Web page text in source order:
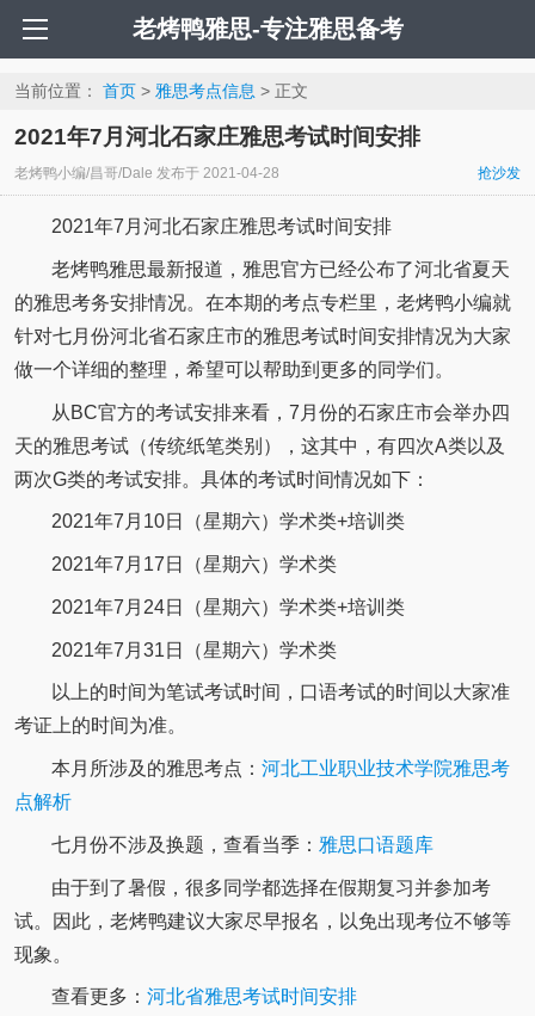
老烤鸭雅思-专注雅思备考
当前位置： 首页> 雅思考点信息 > 正文
2021年7月河北石家庄雅思考试时间安排
老烤鸭小编/昌哥/Dale 发布于 2021-04-28 抢沙发
2021年7月河北石家庄雅思考试时间安排
老烤鸭雅思最新报道，雅思官方已经公布了河北省夏天
的雅思考务安排情况。在本期的考点专栏里，老烤鸭小编就
针对七月份河北省石家庄市的雅思考试时间安排情况为大家
做一个详细的整理，希望可以帮助到更多的同学们。
从BC官方的考试安排来看，7月份的石家庄市会举办四
天的雅思考试（传统纸笔类别），这其中，有四次A类以及
两次G类的考试安排。具体的考试时间情况如下：
2021年7月10日（星期六）学术类+培训类
2021年7月17日（星期六）学术类
2021年7月24日（星期六）学术类+培训类
2021年7月31日（星期六）学术类
以上的时间为笔试考试时间，口语考试的时间以大家准
考证上的时间为准。
本月所涉及的雅思考点： 河北工业职业技术学院雅思考
点解析
七月份不涉及换题，查看当季： 雅思口语题库
由于到了暑假，很多同学都选择在假期复习并参加考
试。因此，老烤鸭建议大家尽早报名，以免出现考位不够等
现象。
查看更多： 河北省雅思考试时间安排